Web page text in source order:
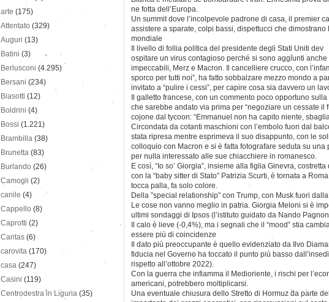
ne fotta dell’Europa.
Un summit dove l’incolpevole padrone di casa, il premier
assistere a sparate, colpi bassi, dispettucci che
mondiale
Il livello di follia politica del presidente degli Stati Uniti dev
ospitare un virus contagioso perché si sono aggiunti
impeccabili, Merz e Macron. Il cancelliere crucco, con
sporco per tutti noi”, ha fatto sobbalzare mezzo mondo a
invitato a “pulire i cessi”, per capire cosa sia davvero un
Il galletto francese, con un commento poco opportuno
che sarebbe andato via prima per “negoziare un cessate il
cojone dal tycoon: “Emmanuel non ha capito niente,
Circondata da cotanti maschioni con l’embolo fuori dal
stata ripresa mentre esprimeva il suo disappunto, con le
colloquio con Macron e si è fatta fotografare seduta su
per nulla interessato alle sue chiacchiere in romanesco.
E così, “Io so’ Giorgia”, insieme alla figlia Ginevra,
con la “baby sitter di Stato” Patrizia Scurti, è tornata a
tocca palla, fa solo colore.
Della ”special relationship” con Trump, con Musk fuori
Le cose non vanno meglio in patria. Giorgia Meloni si è
ultimi sondaggi di Ipsos (l’istituto guidato da Nando
Il calo è lieve (-0,4%), ma i segnali che il “mood” stia
essere più di coincidenze
Il dato più preoccupante è quello evidenziato da Ilvo
fiducia nel Governo ha toccato il punto più basso
rispetto all’ottobre 2022).
Con la guerra che infiamma il Medioriente, i rischi per
americani, potrebbero moltiplicarsi.
Una eventuale chiusura dello Stretto di Hormuz da parte
arte (175)
Attentato (329)
Auguri (13)
Batini (3)
Berlusconi (4.295)
Bersani (234)
Biasotti (12)
Boldrini (4)
Bossi (1.221)
Brambilla (38)
Brunetta (83)
Burlando (26)
Camogli (2)
canile (4)
Cappello (8)
Caprotti (2)
Caritas (6)
carovita (170)
casa (247)
Casini (119)
Centrodestra in Liguria (35)